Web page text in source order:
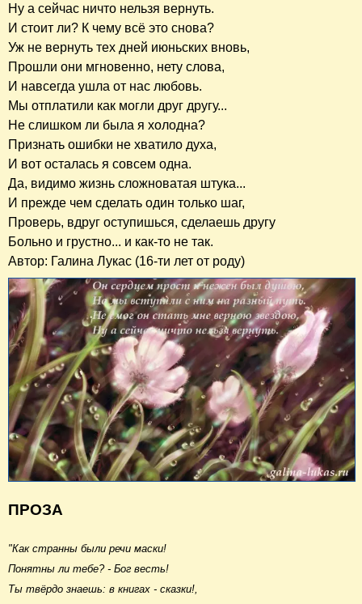
Ну а сейчас ничто нельзя вернуть.
И стоит ли? К чему всё это снова?
Уж не вернуть тех дней июньских вновь,
Прошли они мгновенно, нету слова,
И навсегда ушла от нас любовь.
Мы отплатили как могли друг другу...
Не слишком ли была я холодна?
Признать ошибки не хватило духа,
И вот осталась я совсем одна.
Да, видимо жизнь сложноватая штука...
И прежде чем сделать один только шаг,
Проверь, вдруг оступишься, сделаешь другу
Больно и грустно... и как-то не так.
Автор: Галина Лукас (16-ти лет от роду)
ПРОЗА
"Как странны были речи маски!
Понятны ли тебе? - Бог весть!
Ты твёрдо знаешь: в книгах - сказки!,